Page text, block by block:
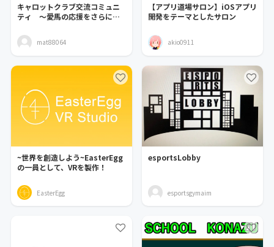
キャロットクラブ交流コミュニ
ティ 〜愛馬の応援をさらに楽
mat88064
【アプリ道場サロン】iOSアプリ
開発をテーマとしたサロン
akio0911
~世界を創造しよう~EasterEgg
の一員として、VRを製作！
EasterEgg
esportsLobby
esportsgymaim